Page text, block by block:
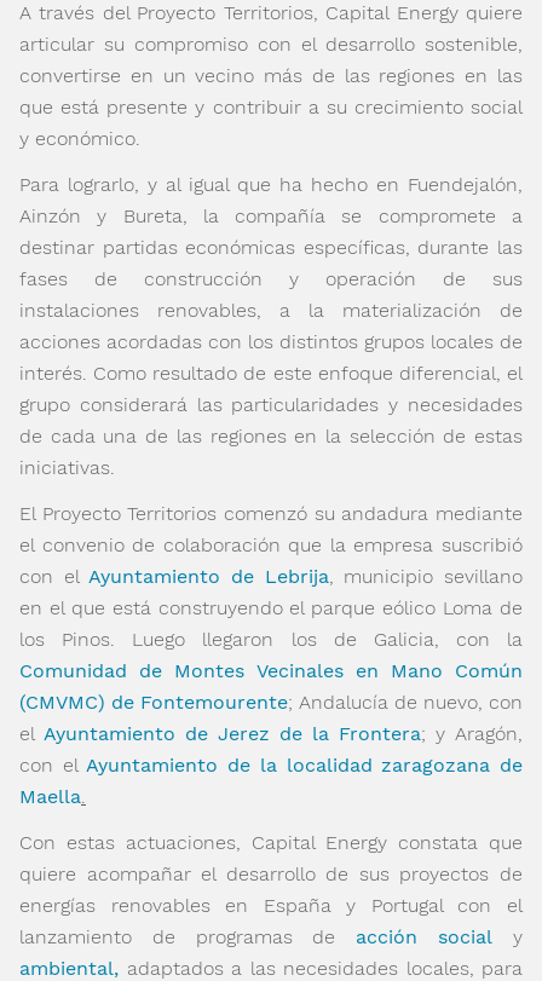
A través del Proyecto Territorios, Capital Energy quiere
articular su compromiso con el desarrollo sostenible,
convertirse en un vecino más de las regiones en las
que está presente y contribuir a su crecimiento social
y económico.
Para lograrlo, y al igual que ha hecho en Fuendejalón,
Ainzón y Bureta, la compañía se compromete a
destinar partidas económicas específicas, durante las
fases de construcción y operación de sus
instalaciones renovables, a la materialización de
acciones acordadas con los distintos grupos locales de
interés. Como resultado de este enfoque diferencial, el
grupo considerará las particularidades y necesidades
de cada una de las regiones en la selección de estas
iniciativas.
El Proyecto Territorios comenzó su andadura mediante
el convenio de colaboración que la empresa suscribió
con elAyuntamiento de Lebrija, municipio sevillano
en el que está construyendo el parque eólico Loma de
los Pinos. Luego llegaron los de Galicia, con la
Comunidad de Montes Vecinales en Mano Común
(CMVMC) de Fontemourente; Andalucía de nuevo, con
el Ayuntamiento de Jerez de la Frontera; y Aragón,
con elAyuntamiento de la localidad zaragozana de
Maella.
Con estas actuaciones, Capital Energy constata que
quiere acompañar el desarrollo de sus proyectos de
energías renovables en España y Portugal con el
lanzamiento de programas de acción social y
ambiental, adaptados a las necesidades locales, para